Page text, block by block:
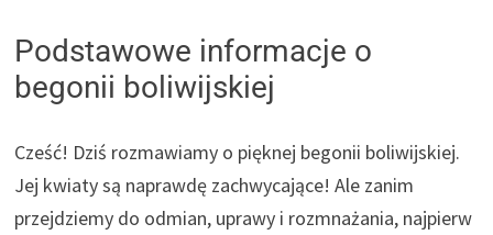
Podstawowe informacje o
begonii boliwijskiej
Cześć! Dziś rozmawiamy o pięknej begonii boliwijskiej.
Jej kwiaty są naprawdę zachwycające! Ale zanim
przejdziemy do odmian, uprawy i rozmnażania, najpierw